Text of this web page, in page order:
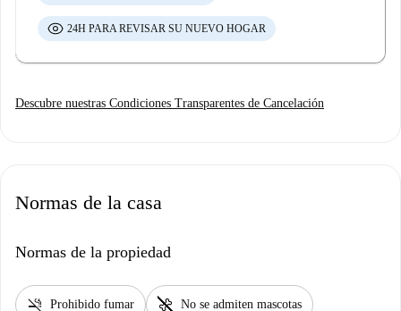
24H PARA REVISAR SU NUEVO HOGAR
Descubre nuestras Condiciones Transparentes de Cancelación
Normas de la casa
Normas de la propiedad
smoke_free Prohibido fumar pet_supplies No se admiten mascotas